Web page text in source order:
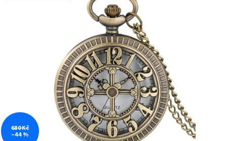
hvězdiček.
680 Kč
–44 %